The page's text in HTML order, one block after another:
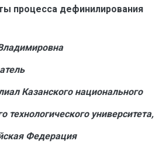
процесса дефинилирования
Казанского национального
технологического университета,
Федерация